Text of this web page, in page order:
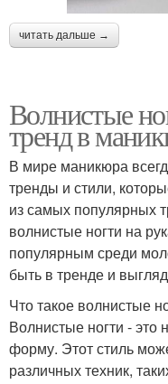
читать дальше →
Волнистые
тренд в
В мире маникюра
тренды и стили,
из самых популярных
волнистые ногти на
популярным среди
быть в тренде и
Что такое волнистые
Волнистые ногти - это
форму. Этот стиль
различных техник,